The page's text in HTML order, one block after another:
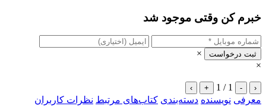
خبرم کن وقتی موجود شد
ثبت درخواست
×
×
‹
-
1 / 1
+
›
معرفی نویسنده دسته‌بندی کتاب‌های مرتبط نظرات کاربران